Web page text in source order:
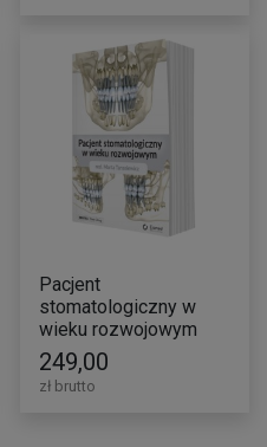
Pacjent
stomatologiczny w
wieku rozwojowym
249,00
zł brutto